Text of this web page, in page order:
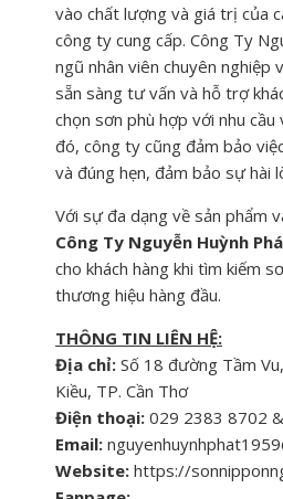
vào chất lượng và giá trị của
công ty cung cấp. Công Ty
ngũ nhân viên chuyên nghiệp
sẵn sàng tư vấn và hỗ trợ
chọn sơn phù hợp với nhu cầu
đó, công ty cũng đảm bảo
và đúng hẹn, đảm bảo sự hài
Với sự đa dạng về sản phẩm
Công Ty Nguyễn Huỳnh
cho khách hàng khi tìm kiếm
thương hiệu hàng đầu.
THÔNG TIN LIÊN HỆ:
Địa chỉ: Số 18 đường Tầm
Kiều, TP. Cần Thơ
Điện thoại: 029 2383 8702
Email:
Website: https://